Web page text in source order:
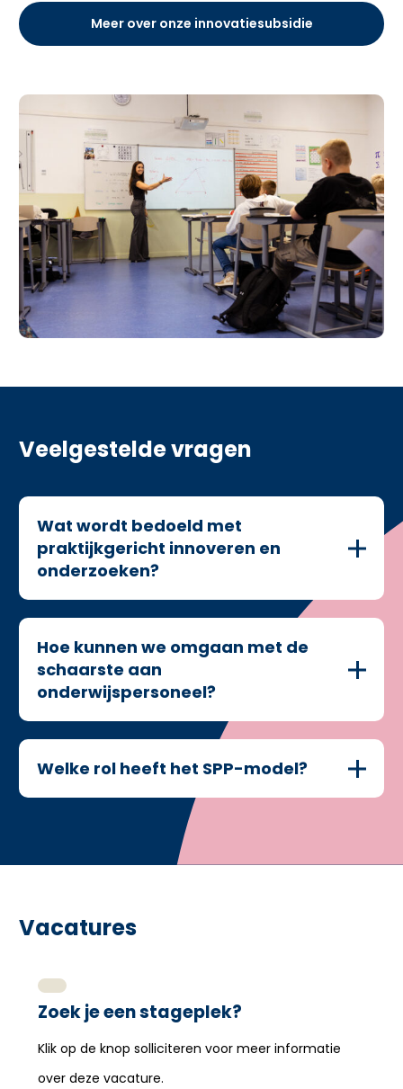
Meer over onze innovatiesubsidie
Veelgestelde vragen
Wat wordt bedoeld met
praktijkgericht innoveren en
onderzoeken?
Hoe kunnen we omgaan met de
schaarste aan
onderwijspersoneel?
Welke rol heeft het SPP-model?
Vacatures
Zoek je een stageplek?
Klik op de knop solliciteren voor meer informatie
over deze vacature.